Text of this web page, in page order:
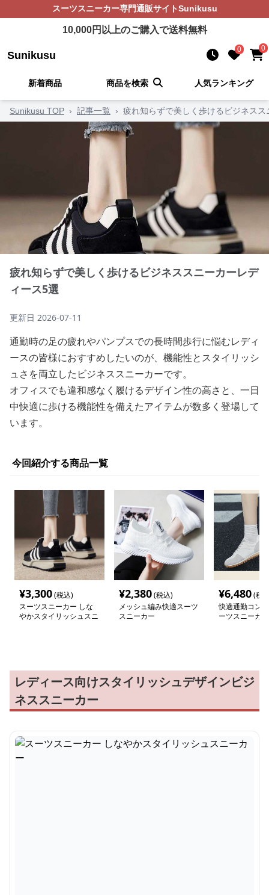
スーツスニーカー専門通販サイトSunikusu
10,000円以上のご購入で送料無料
Sunikusu 0 0
新着商品 商品を検索 人気ランキング
Sunikusu TOP › 記事一覧 › 疲れ知らずで美しく歩けるビジネス
疲れ知らずで美しく歩けるビジネススニーカーレデ
ィース5選
更新日 2026-07-11
通勤時の足の疲れやパンプスでの長時間歩行に悩むレディ
ースの皆様におすすめしたいのが、機能性とスタイリッシ
ュさを両立したビジネススニーカーです。
オフィスでも違和感なく履けるデザイン性の高さと、一日
中快適に歩ける機能性を備えたアイテムが数多く登場して
います。
今回紹介する商品一覧
¥3,300(税込)
スーツスニーカー しな
やかスタイリッシュスニ
¥2,380(税込)
メッシュ編み快適スーツ
スニーカー
¥6,480(税
快適通勤コン
ーツスニーカー
レディース向けスタイリッシュデザインビジ
ネススニーカー